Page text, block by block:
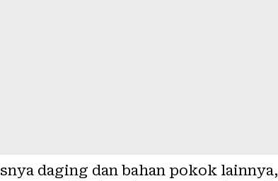
daging dan bahan pokok lainnya,